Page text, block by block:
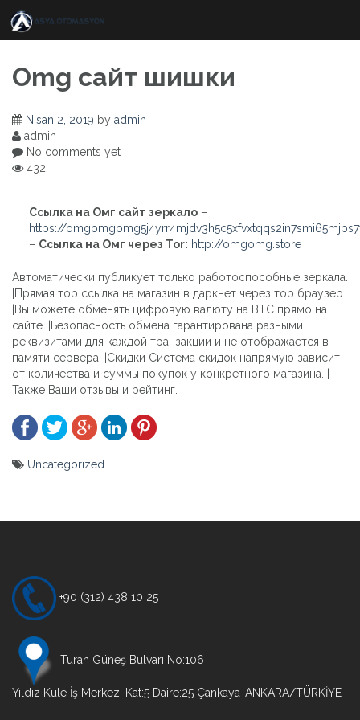
content
Omg сайт шишки
Nisan 2, 2019 by admin
admin
No comments yet
432
Ссылка на Омг сайт зеркало –
https://
– Ссылка на Омг через Tor: http://omgomg.store
Автоматически публикует только работоспособные зеркала.
|Прямая тор ссылка на магазин в даркнет через тор браузер.
|Вы можете обменять цифровую валюту на BTC прямо на
сайте. |Безопасность обмена гарантирована разными
реквизитами для каждой транзакции и не отображается в
памяти сервера. |Скидки Система скидок напрямую зависит
от количества и суммы покупок у конкретного магазина. |
Также Ваши отзывы и рейтинг.
Uncategorized
+90 (312) 438 10 25
Turan Güneş Bulvarı No:106
Yıldız Kule İş Merkezi Kat:5 Daire:25 Çankaya-ANKARA/TÜRKİYE